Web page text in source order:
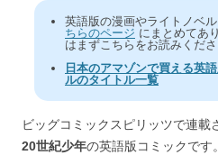
英語版の漫画やライトノベ
ちらのページ にまとめてあ
はまずこちらをお読みくださ
日本のアマゾンで買える英
ルのタイトル一覧
ビッグコミックスピリッツで連載
20世紀少年の英語版コミックです